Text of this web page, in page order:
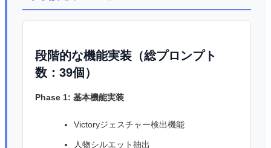
段階的な機能実装（総プロンプト
数：39個）
Phase 1: 基本機能実装
Victoryジェスチャー検出機能
人物シルエット抽出